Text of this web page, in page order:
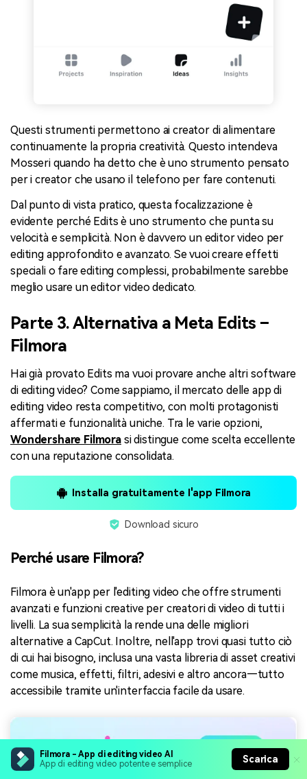
Filmora - App di editing video AI
App di editing video potente e semplice
Scarica
Questi strumenti permettono ai creator di alimentare
continuamente la propria creatività. Questo intendeva
Mosseri quando ha detto che è uno strumento pensato
per i creator che usano il telefono per fare contenuti.
Dal punto di vista pratico, questa focalizzazione è
evidente perché Edits è uno strumento che punta su
velocità e semplicità. Non è davvero un editor video per
editing approfondito e avanzato. Se vuoi creare effetti
speciali o fare editing complessi, probabilmente sarebbe
meglio usare un editor video dedicato.
Parte 3. Alternativa a Meta Edits –
Filmora
Hai già provato Edits ma vuoi provare anche altri software
di editing video? Come sappiamo, il mercato delle app di
editing video resta competitivo, con molti protagonisti
affermati e funzionalità uniche. Tra le varie opzioni,
Wondershare Filmorasi distingue come scelta eccellente
con una reputazione consolidata.
Installa gratuitamente l'app Filmora
Download sicuro
Perché usare Filmora?
Filmora è un'app per l'editing video che offre strumenti
avanzati e funzioni creative per creatori di video di tutti i
livelli. La sua semplicità la rende una delle migliori
alternative a CapCut. Inoltre, nell'app trovi quasi tutto ciò
di cui hai bisogno, inclusa una vasta libreria di asset creativi
come musica, effetti, filtri, adesivi e altro ancora—tutto
accessibile tramite un'interfaccia facile da usare.